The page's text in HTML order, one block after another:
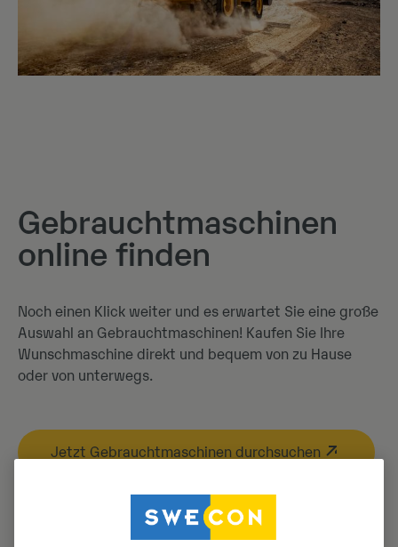
Gebrauchtmaschinen
online finden
Noch einen Klick weiter und es erwartet Sie eine große
Auswahl an Gebrauchtmaschinen! Kaufen Sie Ihre
Wunschmaschine direkt und bequem von zu Hause
oder von unterwegs.
Jetzt Gebrauchtmaschinen durchsuchen